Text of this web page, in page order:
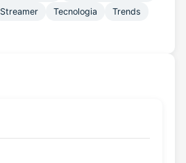
Streamer Tecnologia
Trends